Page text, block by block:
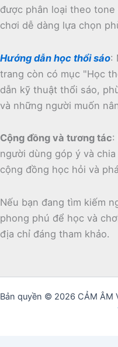
được phân loại theo
chơi dễ dàng lựa chọn
Hướng dẫn học thổi sáo:
trang còn có mục "Học
dẫn kỹ thuật thổi sáo,
và những người muốn
Cộng đồng và tương tác:
người dùng góp ý và
cộng đồng học hỏi và
Nếu bạn đang tìm kiếm
phong phú để học và
địa chỉ đáng tham khảo.
Bản quyền © 2026 CẢM ÂM